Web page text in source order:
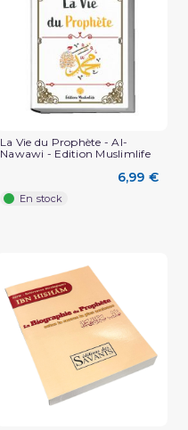
La Vie du Prophète - Al-
Nawawi - Edition Muslimlife
6,99 €
En stock